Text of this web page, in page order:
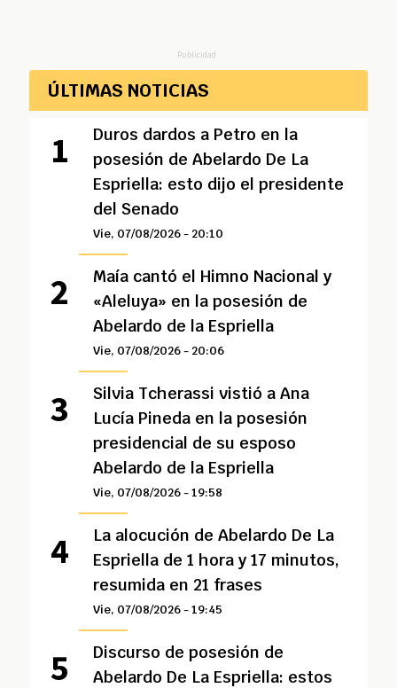
Publicidad
ÚLTIMAS NOTICIAS
Duros dardos a Petro en la
posesión de Abelardo De La
Espriella: esto dijo el presidente
del Senado
Vie, 07/08/2026 - 20:10
Maía cantó el Himno Nacional y
«Aleluya» en la posesión de
Abelardo de la Espriella
Vie, 07/08/2026 - 20:06
Silvia Tcherassi vistió a Ana
Lucía Pineda en la posesión
presidencial de su esposo
Abelardo de la Espriella
Vie, 07/08/2026 - 19:58
La alocución de Abelardo De La
Espriella de 1 hora y 17 minutos,
resumida en 21 frases
Vie, 07/08/2026 - 19:45
Discurso de posesión de
Abelardo De La Espriella: estos